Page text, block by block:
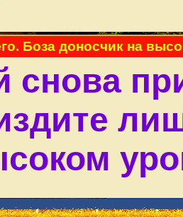
Боза доносчик на
снова